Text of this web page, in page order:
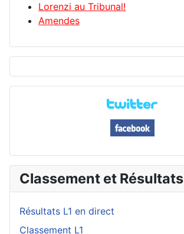
Lorenzi au Tribunal!
Amendes
Classement et Résultats
Résultats L1 en direct
Classement L1